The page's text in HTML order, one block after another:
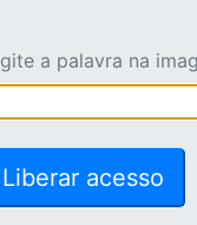
a palavra na